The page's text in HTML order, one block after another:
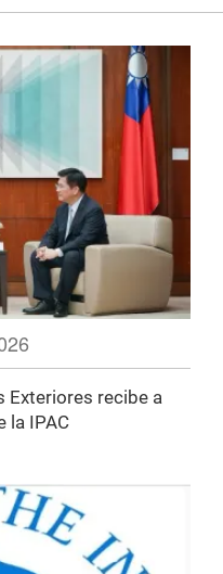
Exteriores recibe a
la IPAC